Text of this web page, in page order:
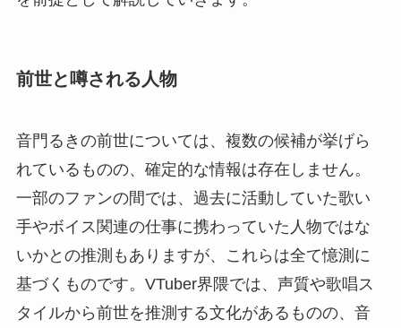
前世と噂される人物
音門るきの前世については、複数の候補が挙げら
れているものの、確定的な情報は存在しません。
一部のファンの間では、過去に活動していた歌い
手やボイス関連の仕事に携わっていた人物ではな
いかとの推測もありますが、これらは全て憶測に
基づくものです。VTuber界隈では、声質や歌唱ス
タイルから前世を推測する文化があるものの、音